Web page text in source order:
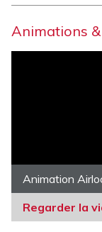
Animations
Animation
Regarder la